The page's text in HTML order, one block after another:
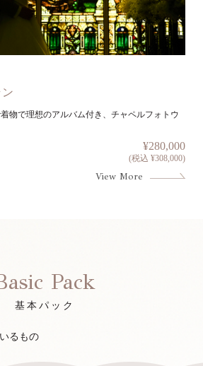
物で理想のアルバム付き、チャペルフォトウ
¥280,000
(税込 ¥308,000)
View More
Pack
基本パック
るもの